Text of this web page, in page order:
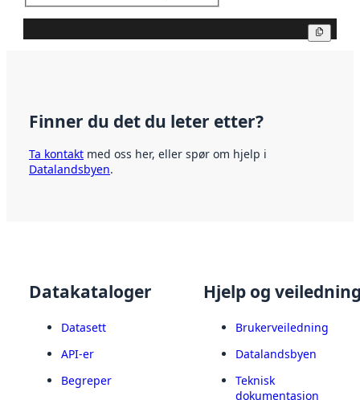
Finner du det du leter etter?
Ta kontakt med oss her, eller spør om hjelp i
Datalandsbyen.
Datakataloger
Datasett
API-er
Begreper
Hjelp og
Brukerveiledning
Datalandsbyen
Teknisk
dokumentasjon